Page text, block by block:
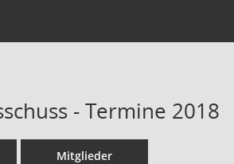
- Termine 2018
Mitglieder